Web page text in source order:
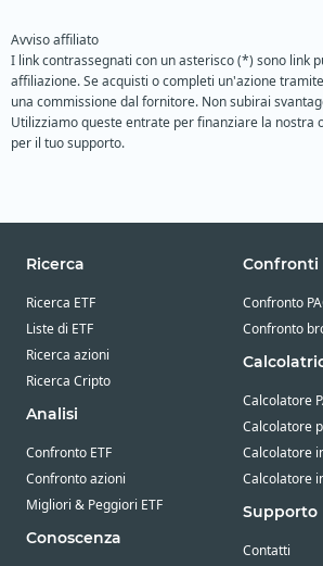
Avviso affiliato
I link contrassegnati con un asterisco (*) sono link
affiliazione. Se acquisti o completi un'azione
una commissione dal fornitore. Non subirai
Utilizziamo queste entrate per finanziare la nostra
per il tuo supporto.
Ricerca
Ricerca ETF
Liste di ETF
Ricerca azioni
Ricerca Cripto
Analisi
Confronto ETF
Confronto azioni
Migliori & Peggiori ETF
Conoscenza
Confronti
Confronto
Confronto
Calcolatore
Calcolatore
Calcolatore
Calcolatore
Supporto
Contatti